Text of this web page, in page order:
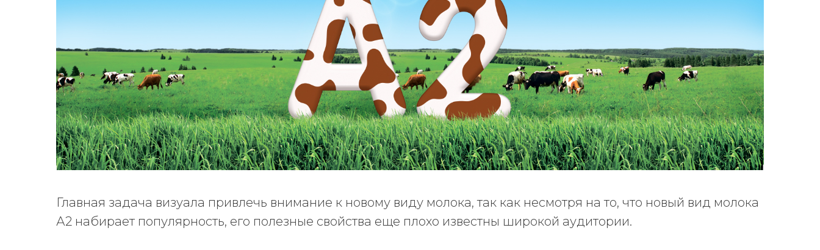
Главная задача визуала привлечь внимание к новому виду молока, так как несмотря на то, что новый вид молока
А2 набирает популярность, его полезные свойства еще плохо известны широкой аудитории.